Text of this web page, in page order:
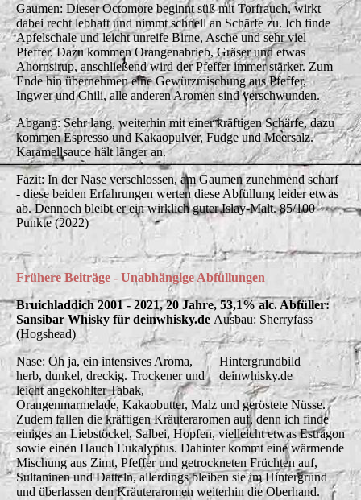
Gaumen: Dieser Octomore beginnt süß mit Torfrauch, wirkt
dabei recht lebhaft und nimmt schnell an Schärfe zu. Ich finde
Apfelschale und leicht unreife Birne, Asche und sehr viel
Pfeffer. Dazu kommen Orangenabrieb, Gräser und etwas
Ahornsirup, anschließend wird der Pfeffer immer stärker. Zum
Ende hin übernehmen eine Gewürzmischung aus Pfeffer,
Ingwer und Chili, alle anderen Aromen sind verschwunden.
Abgang: Sehr lang, weiterhin mit einer kräftigen Schärfe, dazu
kommen Espresso und Kakaopulver, Fudge und Meersalz.
Karamellsauce hält länger an.
Fazit: In der Nase verschlossen, am Gaumen zunehmend scharf
- diese beiden Erfahrungen werten diese Abfüllung leider etwas
ab. Dennoch bleibt er ein wirklich guter Islay-Malt. 85/100
Punkte (2022)
Frühere Beiträge - Unabhängige Abfüllungen
Bruichladdich 2001 - 2021, 20 Jahre, 53,1% alc. Abfüller:
Sansibar Whisky für deinwhisky.de Ausbau: Sherryfass
(Hogshead)
Hintergrundbild
deinwhisky.de
Nase: Oh ja, ein intensives Aroma,
herb, dunkel, dreckig. Trockener und
leicht angekohlter Tabak,
Orangenmarmelade, Kakaobutter, Malz und geröstete Nüsse.
Zudem fallen die kräftigen Kräuteraromen auf, denn ich finde
einiges an Liebstöckel, Salbei, Hopfen, vielleicht etwas Estragon
sowie einen Hauch Eukalyptus. Dahinter kommt eine wärmende
Mischung aus Zimt, Pfeffer und getrockneten Früchten auf,
Sultaninen und Datteln, allerdings bleiben sie im Hintergrund
und überlassen den Kräuteraromen weiterhin die Oberhand.